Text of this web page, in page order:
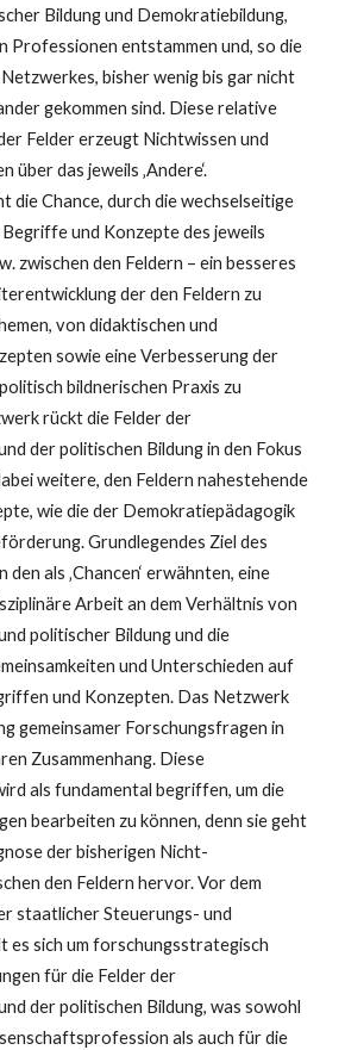
Bildung und Demokratiebildung,
Professionen entstammen und, so die
bisher wenig bis gar nicht
gekommen sind. Diese relative
Felder erzeugt Nichtwissen und
über das jeweils ‚Andere‘.
die Chance, durch die wechselseitige
und Konzepte des jeweils
zwischen den Feldern – ein besseres
der den Feldern zu
von didaktischen und
sowie eine Verbesserung der
bildnerischen Praxis zu
rückt die Felder der
der politischen Bildung in den Fokus
weitere, den Feldern nahestehende
wie die der Demokratiepädagogik
Grundlegendes Ziel des
als ‚Chancen‘ erwähnten, eine
Arbeit an dem Verhältnis von
politischer Bildung und die
und Unterschieden auf
und Konzepten. Das Netzwerk
gemeinsamer Forschungsfragen in
Zusammenhang. Diese
als fundamental begriffen, um die
bearbeiten zu können, denn sie geht
der bisherigen Nicht-
den Feldern hervor. Vor dem
staatlicher Steuerungs- und
es sich um forschungsstrategisch
für die Felder der
der politischen Bildung, was sowohl
als auch für die